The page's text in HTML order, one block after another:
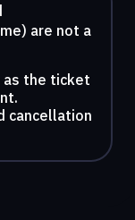
are not a
as the ticket
cancellation